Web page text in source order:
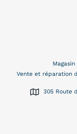
Vente et réparation
305 Route